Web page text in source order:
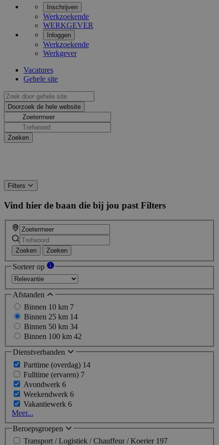
Inschrijven
Werkzoekende
WERKGEVER
Inloggen
Werkzoekende
Werkgever
Vacatures
Gehele site
Filters
Vind hier de baan die bij jou past Filters
Zoeken Zoeken
Sorteer op
Afstanden
Binnen 10 km 7
Binnen 25 km 14
Binnen 50 km 34
Binnen 100 km 42
Dienstverbanden
Parttime (overdag) 14
Fulltime (ervaren) 7
Avondwerk 6
Weekendwerk 6
Vakantiewerk 6
Meer...
Beroepsgroepen
Transport / Logistiek / Chauffeur / Koerier 197